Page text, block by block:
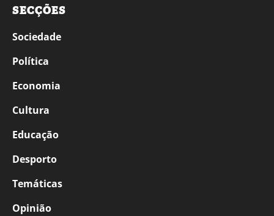
SECÇÕES
Sociedade
Política
Economia
Cultura
Educação
Desporto
Temáticas
Opinião